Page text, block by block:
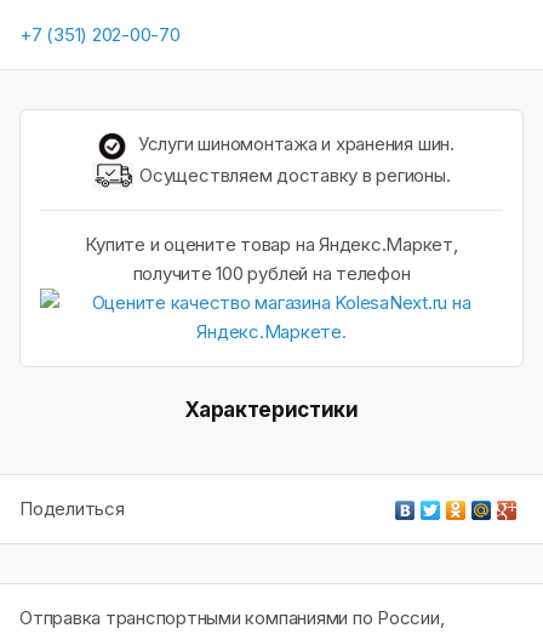
+7 (351) 202-00-70
Услуги шиномонтажа и хранения шин.
Осуществляем доставку в регионы.
Купите и оцените товар на Яндекс.Маркет,
получите 100 рублей на телефон
Характеристики
Поделиться
Отправка транспортными компаниями по России,